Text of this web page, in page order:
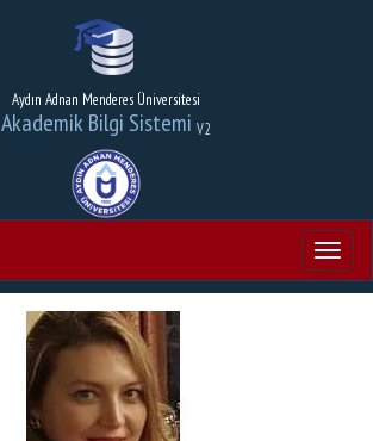
Aydın Adnan Menderes Üniversitesi
Akademik Bilgi Sistemi V2
Menu